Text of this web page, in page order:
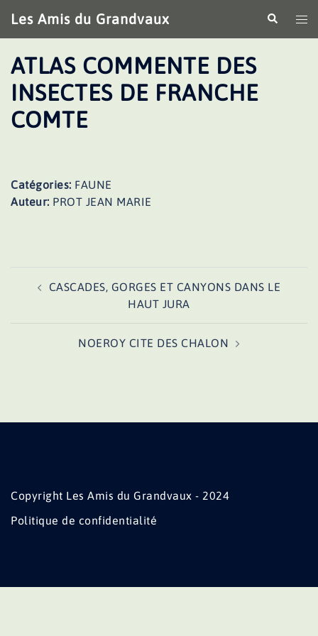
au
contenu
Les Amis du Grandvaux
le
ATLAS COMMENTE DES
INSECTES DE FRANCHE
COMTE
Catégories: FAUNE
Auteur: PROT JEAN MARIE
d’articleCASCADES, GORGES ET CANYONS DANS LE
HAUT JURA
NOEROY CITE DES CHALON
Copyright Les Amis du Grandvaux - 2024
Politique de confidentialité